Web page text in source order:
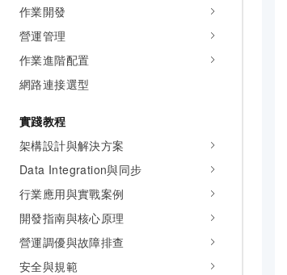
作業開發
營運管理
作業進階配置
網路連接選型
實踐教程
架構設計與解決方案
Data Integration與同步
行業應用與實戰案例
開發指南與核心原理
營運調優與故障排查
安全與規範